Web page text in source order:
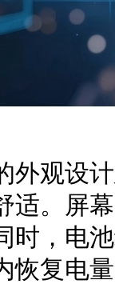
观设计
适。屏
时，电
恢复电量